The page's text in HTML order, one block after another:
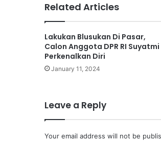
Related Articles
Lakukan Blusukan Di Pasar,
Calon Anggota DPR RI Suyatmi
Perkenalkan Diri
January 11, 2024
Leave a Reply
Your email address will not be